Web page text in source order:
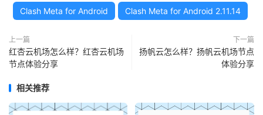
Clash Meta for Android Clash Meta for Android 2.11.14
上一篇
红杏云机场怎么样？红杏云机场
节点体验分享
下一篇
扬帆云怎么样？扬帆云机场节点
体验分享
相关推荐